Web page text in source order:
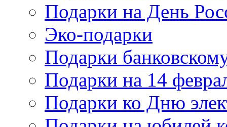
Подарки на День
Эко-подарки
Подарки
Подарки на 14
Подарки ко Дню